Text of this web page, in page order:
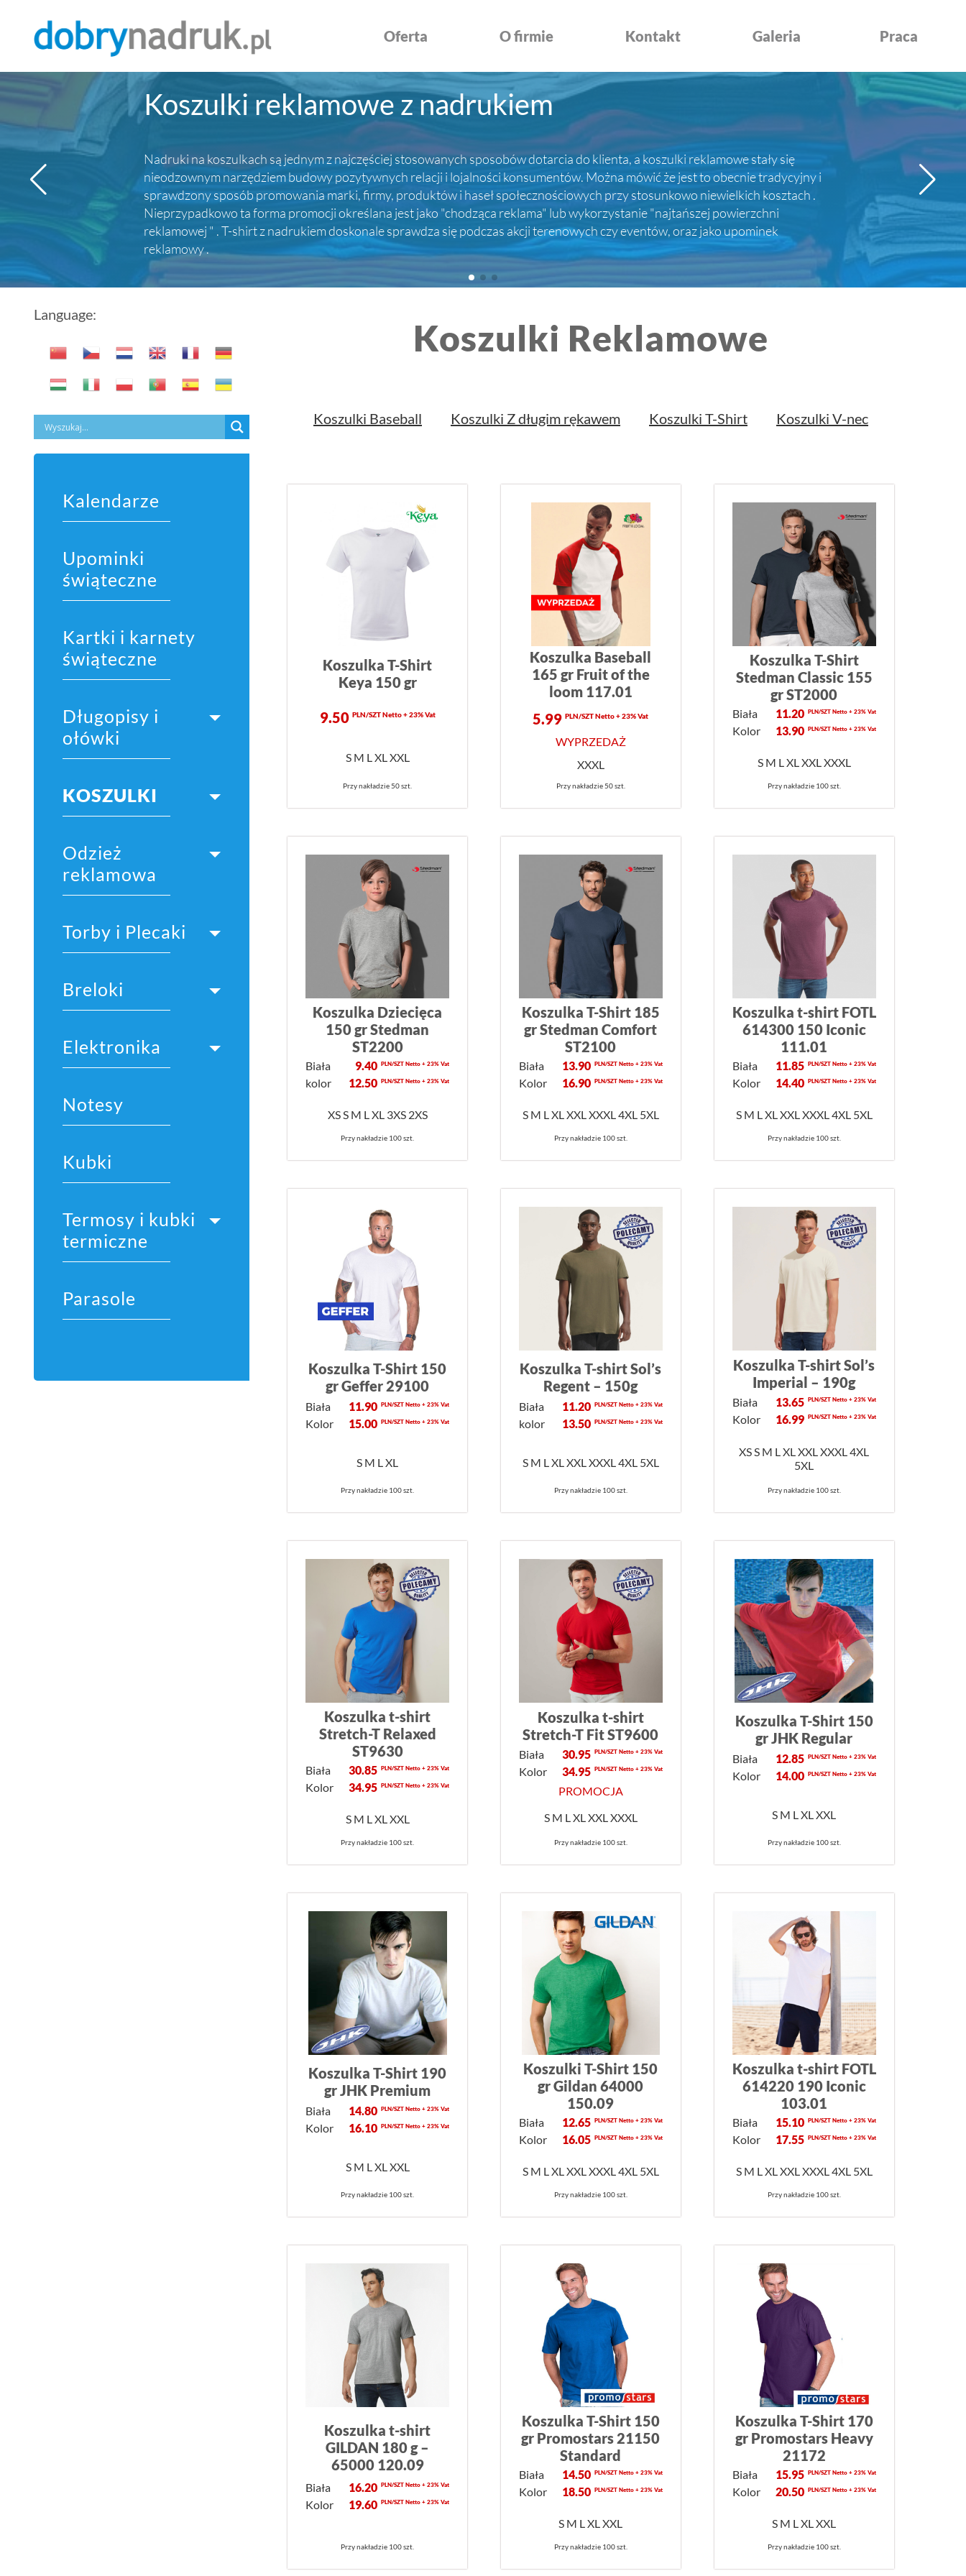
Oferta O firmie Kontakt Galeria Praca
Koszulki reklamowe z nadrukiem
Nadruki na koszulkach są jednym z najczęściej stosowanych sposobów dotarcia do klienta, a koszulki reklamowe stały się
nieodzownym narzędziem budowy pozytywnych relacji i lojalności konsumentów. Można mówić że jest to obecnie tradycyjny i
sprawdzony sposób promowania marki, firmy, produktów i haseł społecznościowych przy stosunkowo niewielkich kosztach .
Nieprzypadkowo ta forma promocji określana jest jako "chodząca reklama" lub wykorzystanie "najtańszej powierzchni
reklamowej " . T-shirt z nadrukiem doskonale sprawdza się podczas akcji terenowych czy eventów, oraz jako upominek
reklamowy .
Language:
Kalendarze
Upominki
świąteczne
Kartki i karnety
świąteczne
Długopisy i
ołówki
KOSZULKI
Odzież
reklamowa
Torby i Plecaki
Breloki
Elektronika
Notesy
Kubki
Termosy i kubki
termiczne
Parasole
Koszulki Reklamowe
Koszulki Baseball Koszulki Z długim rękawem Koszulki T-Shirt Koszulki V-nec
Koszulka T-Shirt
Keya 150 gr
9.50 PLN/SZT Netto + 23% Vat
S M L XL XXL
Przy nakładzie 50 szt.
Koszulka Baseball
165 gr Fruit of the
loom 117.01
5.99PLN/SZT Netto + 23% Vat
WYPRZEDAŻ
XXXL
Przy nakładzie 50 szt.
Koszulka T-Shirt
Stedman Classic 155
gr ST2000
Biała 11.20 PLN/SZT Netto + 23% Vat
Kolor 13.90 PLN/SZT Netto + 23% Vat
S M L XL XXL XXXL
Przy nakładzie 100 szt.
Koszulka Dziecięca
150 gr Stedman
ST2200
Biała 9.40 PLN/SZT Netto + 23% Vat
kolor 12.50 PLN/SZT Netto + 23% Vat
XS S M L XL 3XS 2XS
Przy nakładzie 100 szt.
Koszulka T-Shirt 185
gr Stedman Comfort
ST2100
Biała 13.90 PLN/SZT Netto + 23% Vat
Kolor 16.90 PLN/SZT Netto + 23% Vat
S M L XL XXL XXXL 4XL 5XL
Przy nakładzie 100 szt.
Koszulka t-shirt FOTL
614300 150 Iconic
111.01
Biała 11.85 PLN/SZT Netto + 23% Vat
Kolor 14.40 PLN/SZT Netto + 23% Vat
S M L XL XXL XXXL 4XL 5XL
Przy nakładzie 100 szt.
Koszulka T-Shirt 150
gr Geffer 29100
Biała 11.90 PLN/SZT Netto + 23% Vat
Kolor 15.00 PLN/SZT Netto + 23% Vat
S M L XL
Przy nakładzie 100 szt.
Koszulka T-shirt Sol’s
Regent – 150g
Biała 11.20 PLN/SZT Netto + 23% Vat
kolor 13.50 PLN/SZT Netto + 23% Vat
S M L XL XXL XXXL 4XL 5XL
Przy nakładzie 100 szt.
Koszulka T-shirt Sol’s
Imperial – 190g
Biała 13.65 PLN/SZT Netto + 23% Vat
Kolor 16.99 PLN/SZT Netto + 23% Vat
XS S M L XL XXL XXXL 4XL
5XL
Przy nakładzie 100 szt.
Koszulka t-shirt
Stretch-T Relaxed
ST9630
Biała 30.85 PLN/SZT Netto + 23% Vat
Kolor 34.95 PLN/SZT Netto + 23% Vat
S M L XL XXL
Przy nakładzie 100 szt.
Koszulka t-shirt
Stretch-T Fit ST9600
Biała 30.95 PLN/SZT Netto + 23% Vat
Kolor 34.95 PLN/SZT Netto + 23% Vat
PROMOCJA
S M L XL XXL XXXL
Przy nakładzie 100 szt.
Koszulka T-Shirt 150
gr JHK Regular
Biała 12.85 PLN/SZT Netto + 23% Vat
Kolor 14.00 PLN/SZT Netto + 23% Vat
S M L XL XXL
Przy nakładzie 100 szt.
Koszulka T-Shirt 190
gr JHK Premium
Biała 14.80 PLN/SZT Netto + 23% Vat
Kolor 16.10 PLN/SZT Netto + 23% Vat
S M L XL XXL
Przy nakładzie 100 szt.
Koszulki T-Shirt 150
gr Gildan 64000
150.09
Biała 12.65 PLN/SZT Netto + 23% Vat
Kolor 16.05 PLN/SZT Netto + 23% Vat
S M L XL XXL XXXL 4XL 5XL
Przy nakładzie 100 szt.
Koszulka t-shirt FOTL
614220 190 Iconic
103.01
Biała 15.10 PLN/SZT Netto + 23% Vat
Kolor 17.55 PLN/SZT Netto + 23% Vat
S M L XL XXL XXXL 4XL 5XL
Przy nakładzie 100 szt.
Koszulka t-shirt
GILDAN 180 g –
65000 120.09
Biała 16.20 PLN/SZT Netto + 23% Vat
Kolor 19.60 PLN/SZT Netto + 23% Vat
Przy nakładzie 100 szt.
Koszulka T-Shirt 150
gr Promostars 21150
Standard
Biała 14.50 PLN/SZT Netto + 23% Vat
Kolor 18.50 PLN/SZT Netto + 23% Vat
S M L XL XXL
Przy nakładzie 100 szt.
Koszulka T-Shirt 170
gr Promostars Heavy
21172
Biała 15.95 PLN/SZT Netto + 23% Vat
Kolor 20.50 PLN/SZT Netto + 23% Vat
S M L XL XXL
Przy nakładzie 100 szt.